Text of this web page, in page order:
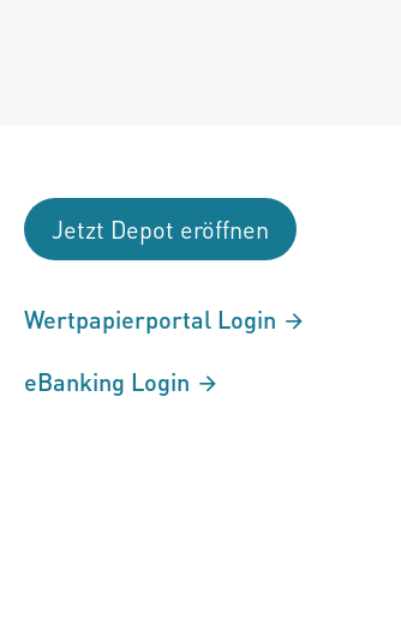
Jetzt Depot eröffnen
Wertpapierportal Login
eBanking Login